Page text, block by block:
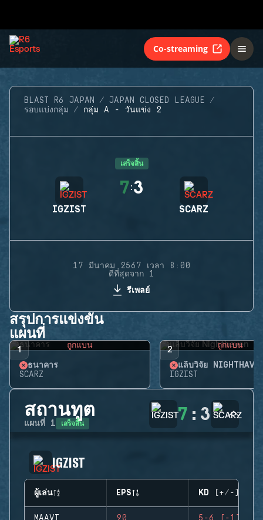
Co-streaming
BLAST R6 JAPAN
JAPAN CLOSED LEAGUE
รอบแบ่งกลุ่ม
กลุ่ม A - วันแข่ง 2
เสร็จสิ้น
IGZIST
7:3
SCARZ
17 มีนาคม 2567 เวลา 8:00
ดีที่สุดจาก 1
รีเพลย์
สรุปการแข่งขัน
แผนที่
1 ถูกแบน
ธนาคาร
SCARZ
2 ถูกแบน
แล็บวิจัย
IGZIST
สถานทูต
แผนที่ 1 เสร็จสิ้น 7 : 3
IGZIST
ผู้เล่น EPS KD (+/-)